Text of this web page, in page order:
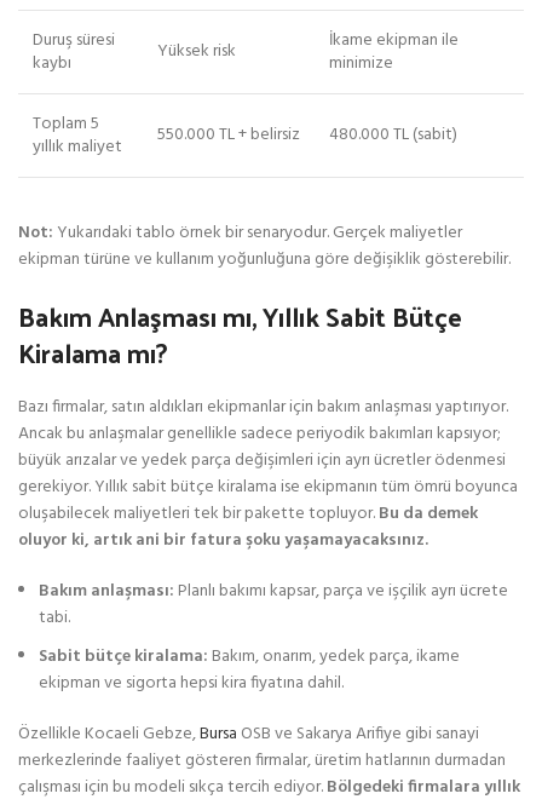
Duruş süresi
kaybı
Yüksek risk
İkame ekipman ile
minimize
Toplam 5
yıllık maliyet
550.000 TL + belirsiz 480.000 TL (sabit)
Not: Yukarıdaki tablo örnek bir senaryodur. Gerçek maliyetler
ekipman türüne ve kullanım yoğunluğuna göre değişiklik gösterebilir.
Bakım Anlaşması mı, Yıllık Sabit Bütçe
Kiralama mı?
Bazı firmalar, satın aldıkları ekipmanlar için bakım anlaşması yaptırıyor.
Ancak bu anlaşmalar genellikle sadece periyodik bakımları kapsıyor;
büyük arızalar ve yedek parça değişimleri için ayrı ücretler ödenmesi
gerekiyor. Yıllık sabit bütçe kiralama ise ekipmanın tüm ömrü boyunca
oluşabilecek maliyetleri tek bir pakette topluyor.Bu da demek
oluyor ki, artık ani bir fatura şoku yaşamayacaksınız.
Bakım anlaşması: Planlı bakımı kapsar, parça ve işçilik ayrı ücrete
tabi.
Sabit bütçe kiralama: Bakım, onarım, yedek parça, ikame
ekipman ve sigorta hepsi kira fiyatına dahil.
Özellikle Kocaeli Gebze,Bursa OSB ve Sakarya Arifiye gibi sanayi
merkezlerinde faaliyet gösteren firmalar, üretim hatlarının durmadan
çalışması için bu modeli sıkça tercih ediyor.Bölgedeki firmalara yıllık